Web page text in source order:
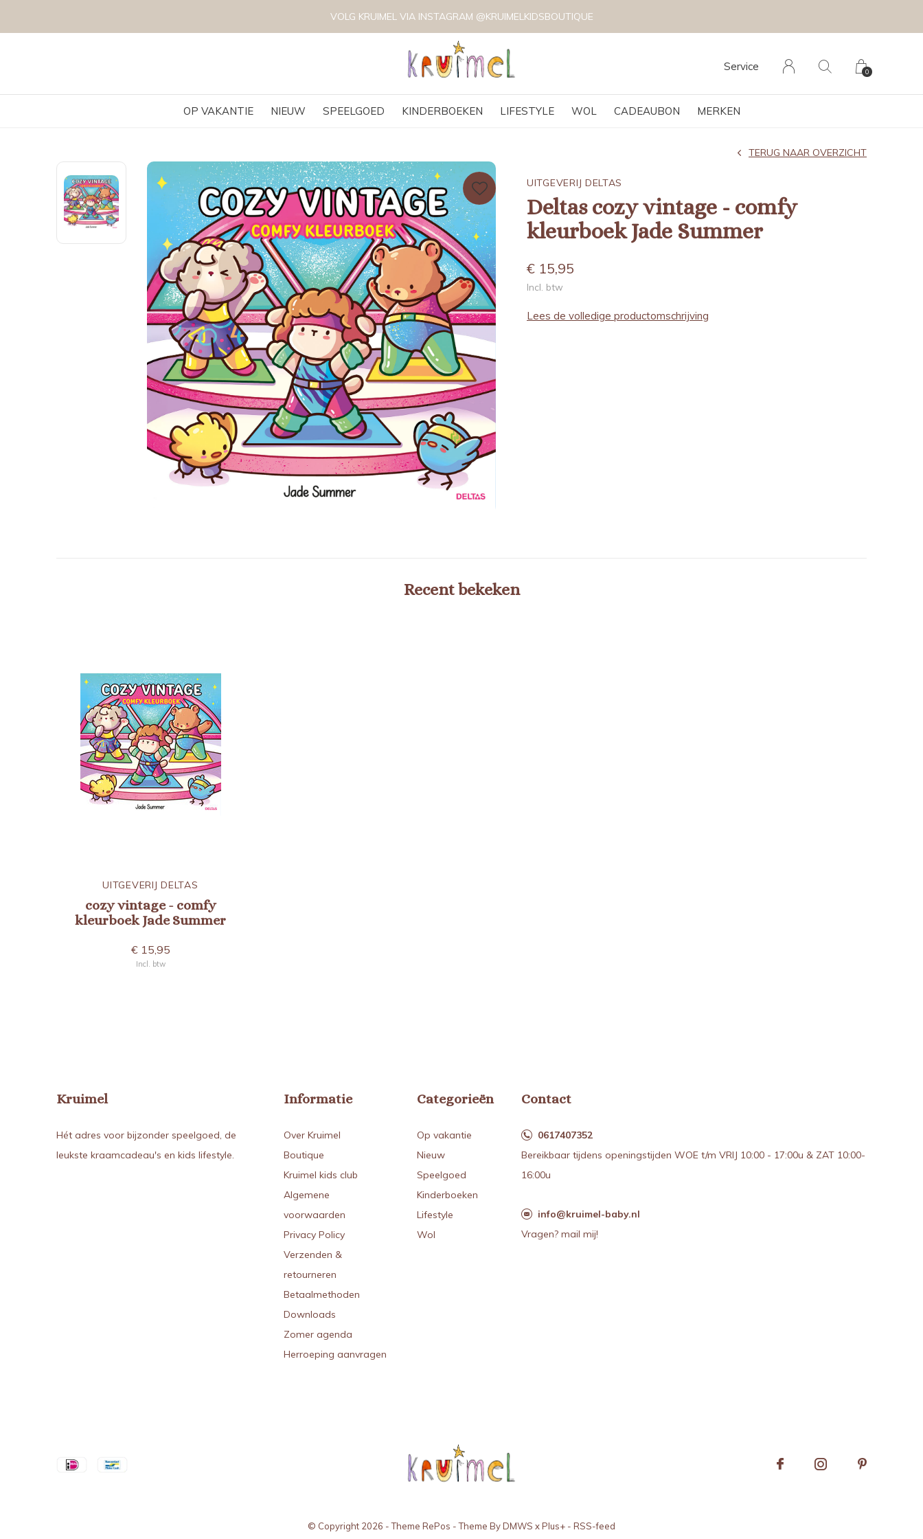
OP VAKANTIE NIEUW SPEELGOED KINDERBOEKEN LIFESTYLE WOL CADEAUBON MERKEN
Service 0
VOLG KRUIMEL VIA INSTAGRAM @KRUIMELKIDSBOUTIQUE
UITGEVERIJ DELTAS
Deltas cozy vintage - comfy
kleurboek Jade Summer
TERUG NAAR OVERZICHT
€ 15,95
Incl. btw
Lees de volledige productomschrijving
Recent bekeken
UITGEVERIJ DELTAS
cozy vintage - comfy
kleurboek Jade Summer
€ 15,95
Incl. btw
Kruimel
Hét adres voor bijzonder speelgoed, de
leukste kraamcadeau's en kids lifestyle.
Informatie
Over Kruimel
Boutique
Kruimel kids club
Algemene
voorwaarden
Privacy Policy
Verzenden &
retourneren
Betaalmethoden
Downloads
Zomer agenda
Herroeping aanvragen
Categorieën
Op vakantie
Nieuw
Speelgoed
Kinderboeken
Lifestyle
Wol
Contact
0617407352
Bereikbaar tijdens openingstijden WOE t/m VRIJ 10:00 - 17:00u & ZAT 10:00-
16:00u
info@kruimel-baby.nl
Vragen? mail mij!
© Copyright 2026 - Theme RePos - Theme ByDMWS xPlus+ - RSS-feed